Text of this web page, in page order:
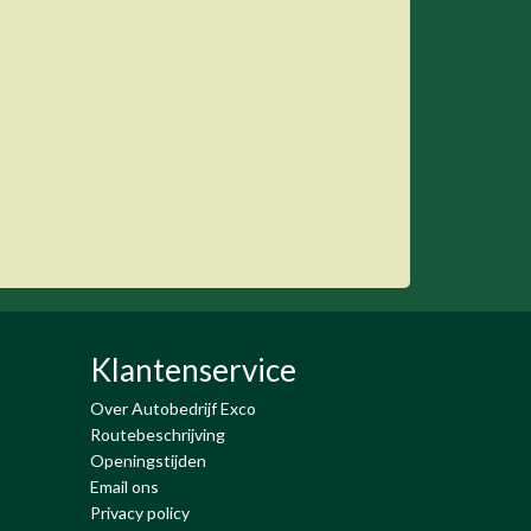
Klantenservice
Over Autobedrijf Exco
Routebeschrijving
Openingstijden
Email ons
Privacy policy